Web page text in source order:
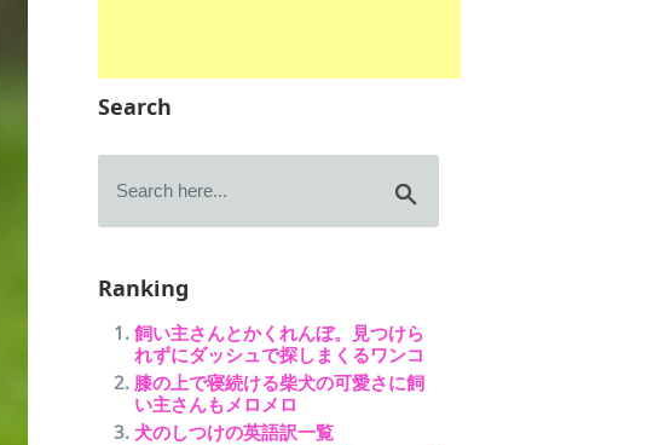
Search
Ranking
飼い主さんとかくれんぼ。見つけら
れずにダッシュで探しまくるワンコ
膝の上で寝続ける柴犬の可愛さに飼
い主さんもメロメロ
犬のしつけの英語訳一覧